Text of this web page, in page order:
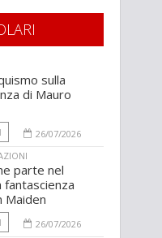
sulla
di Mauro
26/07/2026
parte nel
fantascienza
Maiden
26/07/2026